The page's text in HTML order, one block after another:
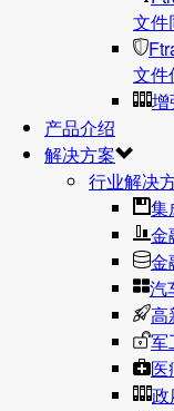
文件
文件
增
产品介绍
解决方案
行业解决
集
金
金
汽
高
军
医
政